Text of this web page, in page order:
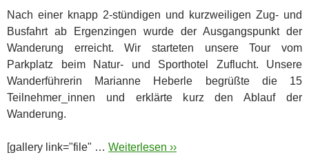
Nach einer knapp 2-stündigen und kurzweiligen Zug- und
Busfahrt ab Ergenzingen wurde der Ausgangspunkt der
Wanderung erreicht. Wir starteten unsere Tour vom
Parkplatz beim Natur- und Sporthotel Zuflucht. Unsere
Wanderführerin Marianne Heberle begrüßte die 15
Teilnehmer_innen und erklärte kurz den Ablauf der
Wanderung.
[gallery link="file" … Weiterlesen ››